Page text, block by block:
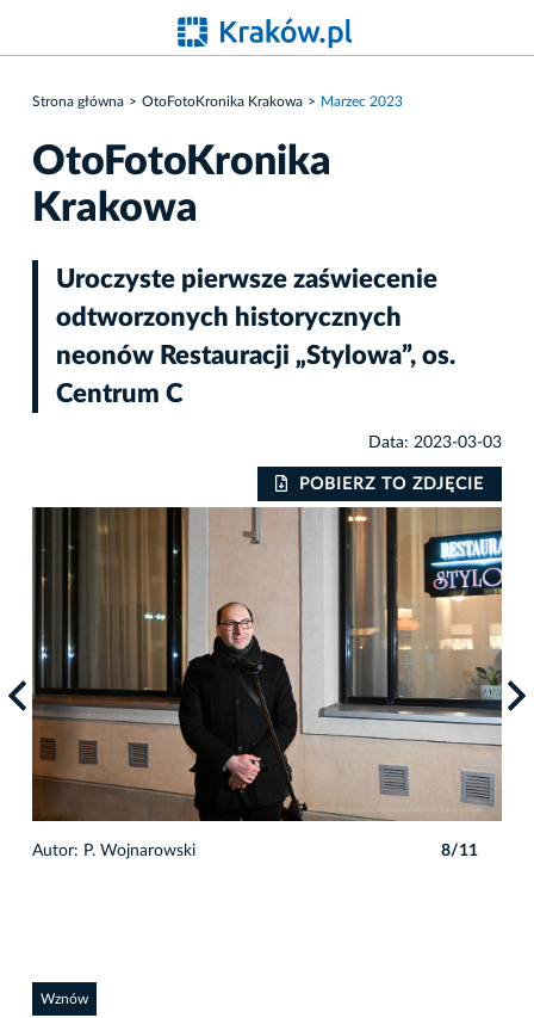
Strona główna OtoFotoKronika Krakowa Marzec 2023
OtoFotoKronika
Krakowa
Uroczyste pierwsze zaświecenie
odtworzonych historycznych
neonów Restauracji „Stylowa”, os.
Centrum C
Data: 2023-03-03
POBIERZ TO ZDJĘCIE
Autor: P. Wojnarowski 8/11
Wznów